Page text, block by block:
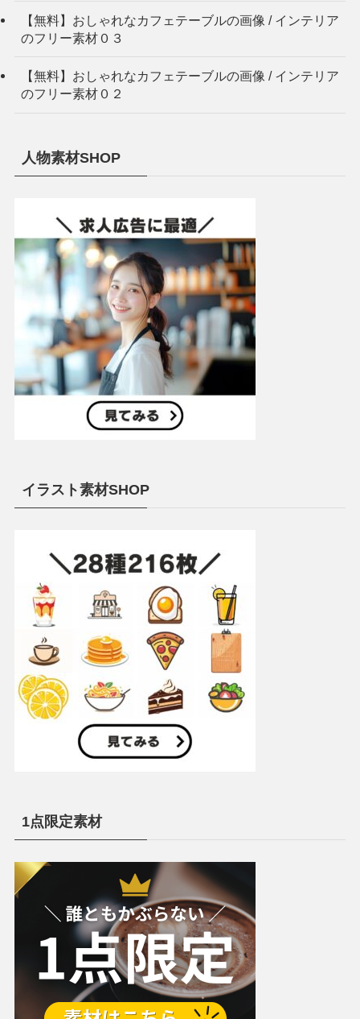
【無料】おしゃれなカフェテーブルの画像 / インテリア
のフリー素材０３
【無料】おしゃれなカフェテーブルの画像 / インテリア
のフリー素材０２
人物素材SHOP
イラスト素材SHOP
1点限定素材